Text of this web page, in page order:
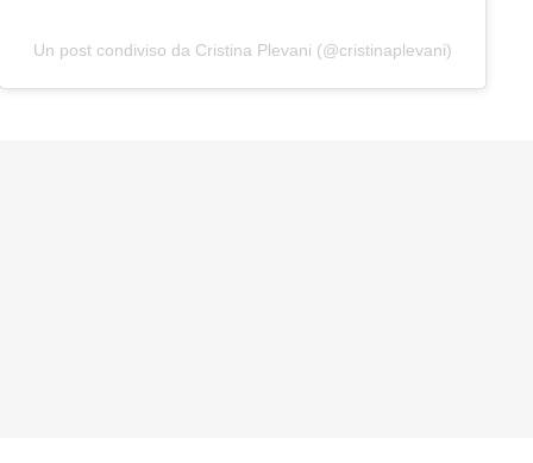
Un post condiviso da Cristina Plevani (@cristinaplevani)